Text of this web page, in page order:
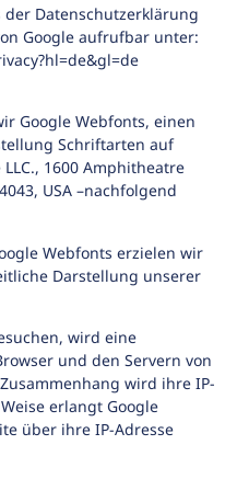
der Datenschutzerklärung
Google aufrufbar unter:
Google Webfonts, einen
Schriftarten auf
1600 Amphitheatre
USA –nachfolgend
Webfonts erzielen wir
Darstellung unserer
wird eine
und den Servern von
wird ihre IP-
erlangt Google
über ihre IP-Adresse